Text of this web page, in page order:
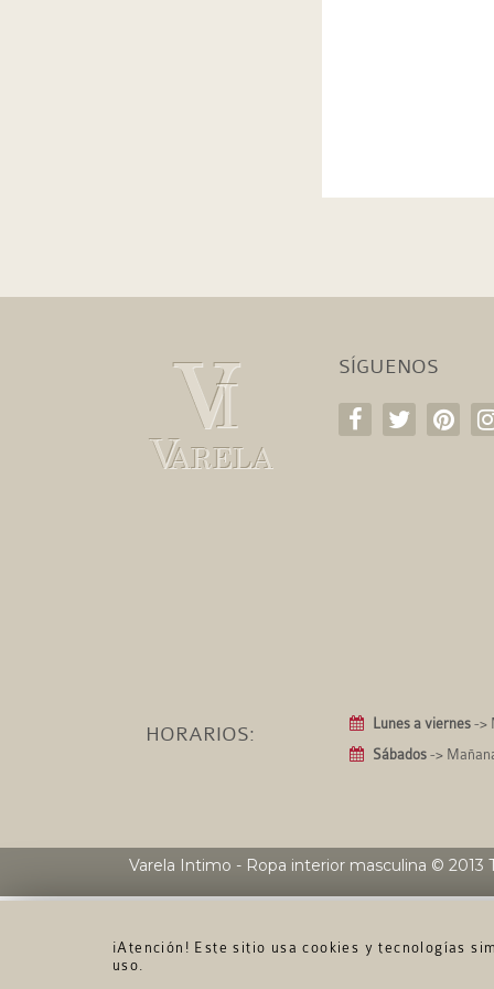
¡Atención! Este sitio usa cookies y tecnologías
uso.
SÍGUENOS
HORARIOS: Lunes a viernes ->
Sábados ->
Varela Intimo - Ropa interior masculina © 2013